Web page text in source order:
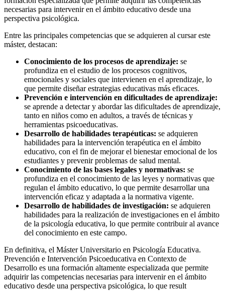
necesarias para intervenir en el ámbito educativo desde una
perspectiva psicológica.
Entre las principales competencias que se adquieren al cursar este
máster, destacan:
Conocimiento de los procesos de aprendizaje: se
profundiza en el estudio de los procesos cognitivos,
emocionales y sociales que intervienen en el aprendizaje, lo
que permite diseñar estrategias educativas más eficaces.
Prevención e intervención en dificultades de aprendizaje:
se aprende a detectar y abordar las dificultades de aprendizaje,
tanto en niños como en adultos, a través de técnicas y
herramientas psicoeducativas.
Desarrollo de habilidades terapéuticas: se adquieren
habilidades para la intervención terapéutica en el ámbito
educativo, con el fin de mejorar el bienestar emocional de los
estudiantes y prevenir problemas de salud mental.
Conocimiento de las bases legales y normativas: se
profundiza en el conocimiento de las leyes y normativas que
regulan el ámbito educativo, lo que permite desarrollar una
intervención eficaz y adaptada a la normativa vigente.
Desarrollo de habilidades de investigación: se adquieren
habilidades para la realización de investigaciones en el ámbito
de la psicología educativa, lo que permite contribuir al avance
del conocimiento en este campo.
En definitiva, el Máster Universitario en Psicología Educativa.
Prevención e Intervención Psicoeducativa en Contexto de
Desarrollo es una formación altamente especializada que permite
adquirir las competencias necesarias para intervenir en el ámbito
educativo desde una perspectiva psicológica, lo que result